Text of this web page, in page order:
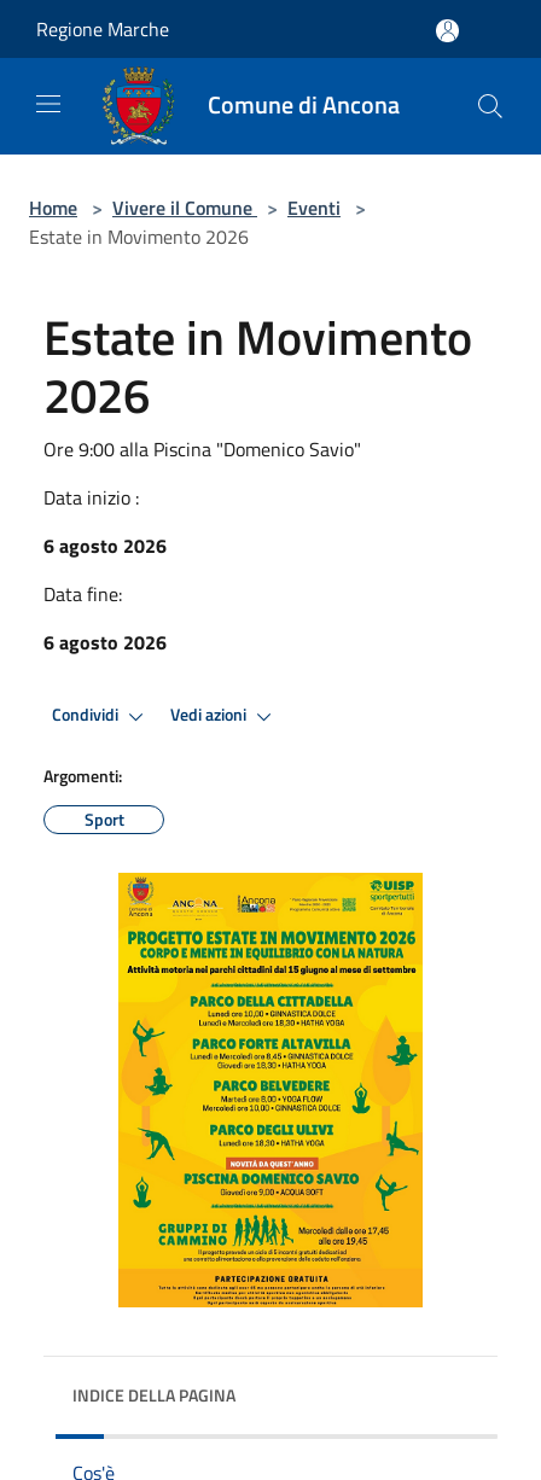
Regione Marche
Comune di Ancona
Home > Vivere il Comune > Eventi >
Estate in Movimento 2026
Estate in Movimento
2026
Ore 9:00 alla Piscina "Domenico Savio"
Data inizio :
6 agosto 2026
Data fine:
6 agosto 2026
Condividi Vedi azioni
Argomenti:
Sport
INDICE DELLA PAGINA
Cos'è